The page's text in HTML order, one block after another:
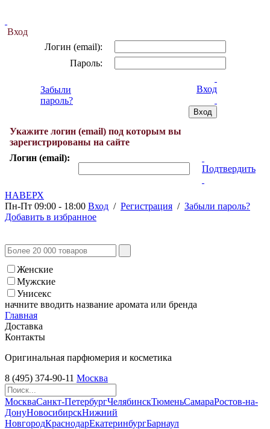
Вход
Логин (email):
Пароль:
Забыли
пароль?
Вход
Укажите логин (email) под которым вы
зарегистрированы на сайте
Логин (email):
Подтвердить
НАВЕРХ
Пн-Пт 09:00 - 18:00 Вход / Регистрация / Забыли пароль?
Добавить в избранное
Женские
Мужские
Унисекс
начните вводить название аромата или бренда
Главная
Доставка
Контакты
Оригинальная парфюмерия и косметика
8 (495) 374-90-11 Москва
МоскваСанкт-ПетербургЧелябинскТюменьСамараРостов-на-
ДонуНовосибирскНижний
НовгородКраснодарЕкатеринбургБарнаул